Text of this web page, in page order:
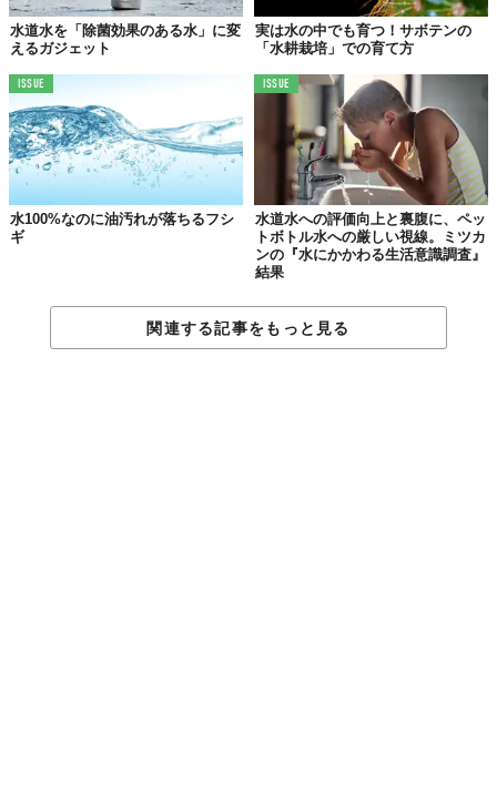
水道水を「除菌効果のある水」に変
えるガジェット
実は水の中でも育つ！サボテンの
「水耕栽培」での育て方
ISSUE
水100%なのに油汚れが落ちるフシ
ギ
ISSUE
水道水への評価向上と裏腹に、ペッ
トボトル水への厳しい視線。ミツカ
ンの『水にかかわる生活意識調査』
結果
関連する記事をもっと見る